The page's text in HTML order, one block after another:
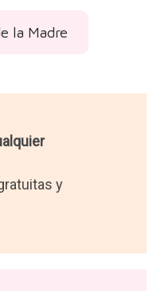
la Madre
y